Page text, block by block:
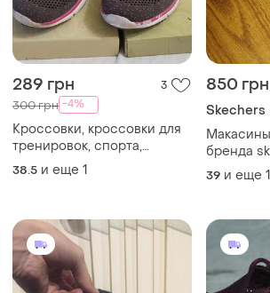
289 грн 3
300 грн -4%
Кроссовки, кроссовки для
тренировок, спорта,
39размер
38.5 и еще 1
850 грн
Skechers
бренда
39 и еще 1